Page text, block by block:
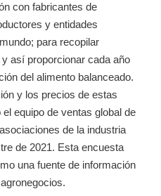
con fabricantes de
y entidades
para recopilar
así proporcionar cada año
del alimento balanceado.
y los precios de estas
equipo de ventas global de
de la industria
de 2021. Esta encuesta
una fuente de información